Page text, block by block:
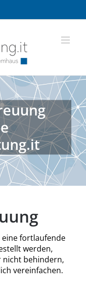
eine fortlaufende
werden,
nicht behindern,
vereinfachen.